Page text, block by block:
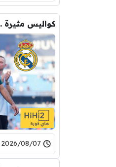
2026/08/07 - 22:43